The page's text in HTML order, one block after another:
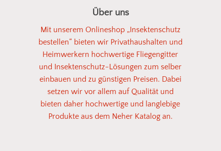
Über uns
Mit unserem Onlineshop „Insektenschutz
bestellen“ bieten wir Privathaushalten und
Heimwerkern hochwertige Fliegengitter
und Insektenschutz-Lösungen zum selber
einbauen und zu günstigen Preisen. Dabei
setzen wir vor allem auf Qualität und
bieten daher hochwertige und langlebige
Produkte aus dem Neher Katalog an.